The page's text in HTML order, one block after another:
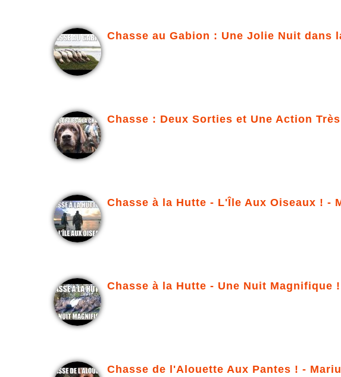
Chasse au Gabion : Une Jolie Nuit dans
Chasse : Deux Sorties et Une Action
Chasse à la Hutte - L'Île Aux Oiseaux ! -
Chasse à la Hutte - Une Nuit Magnifique
Chasse de l'Alouette Aux Pantes ! -